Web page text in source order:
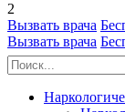
2
Вызвать врача
Вызвать врача